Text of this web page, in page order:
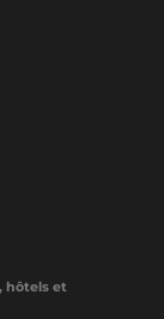
hôtels et